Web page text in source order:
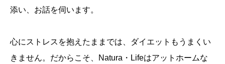
添い、お話を伺います。
心にストレスを抱えたままでは、ダイエットもうまくい
きません。だからこそ、Natura・Lifeはアットホームな